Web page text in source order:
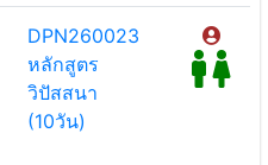
DPN260023
หลักสูตร
วิปัสสนา
(10วัน)